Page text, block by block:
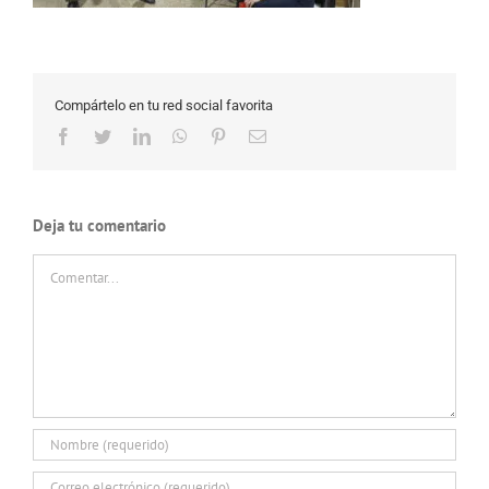
Compártelo en tu red social favorita
Facebook
TwitterLinkedInWhatsApp
PinterestCorreo
Deja tu comentario